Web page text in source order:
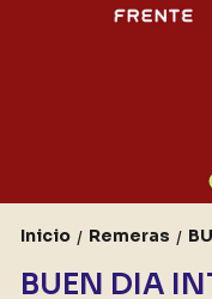
Inicio / Remeras /
BUEN DIA